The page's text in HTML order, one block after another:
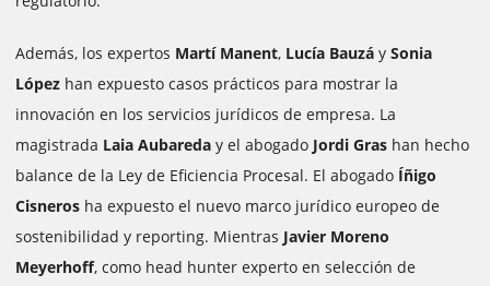
Además, los expertos Martí Manent, Lucía Bauzá y Sonia
López han expuesto casos prácticos para mostrar la
innovación en los servicios jurídicos de empresa. La
magistrada Laia Aubareda y el abogado Jordi Gras han hecho
balance de la Ley de Eficiencia Procesal. El abogado Íñigo
Cisneros ha expuesto el nuevo marco jurídico europeo de
sostenibilidad y reporting. Mientras Javier Moreno
Meyerhoff, como head hunter experto en selección de